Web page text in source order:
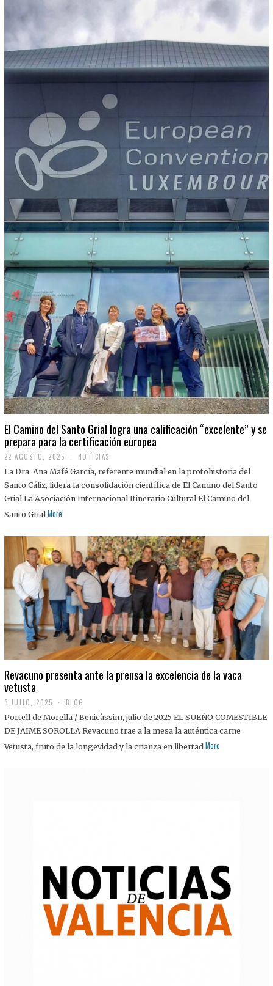
El Camino del Santo Grial logra una calificación “excelente” y se
prepara para la certificación europea
22 AGOSTO, 2025
2
A
G
O
S
2
5
NOTICIAS
La Dra. Ana Mafé García, referente mundial en la protohistoria del
Santo Cáliz, lidera la consolidación científica de El Camino del Santo
Grial La Asociación Internacional Itinerario Cultural El Camino del
Santo Grial More
Revacuno presenta ante la prensa la excelencia de la vaca
vetusta
3 JULIO, 2025
J
U
I
BLOG
Portell de Morella / Benicàssim, julio de 2025 EL SUEÑO COMESTIBLE
DE JAIME SOROLLA Revacuno trae a la mesa la auténtica carne
Vetusta, fruto de la longevidad y la crianza en libertad More